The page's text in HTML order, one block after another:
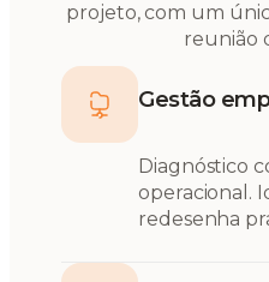
projeto, com um
reunião
Gestão
Diagnóstico
operacional.
redesenha